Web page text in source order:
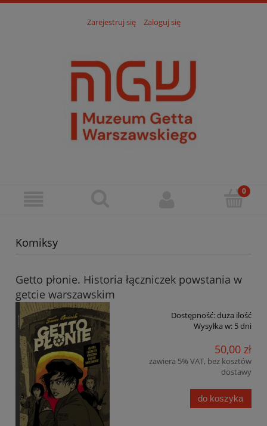
Zarejestruj się Zaloguj się
Komiksy
Getto płonie. Historia łączniczek powstania w
getcie warszawskim
Dostępność:duża ilość
Wysyłka w: 5 dni
50,00 zł
zawiera 5% VAT, bez kosztów
dostawy
do koszyka